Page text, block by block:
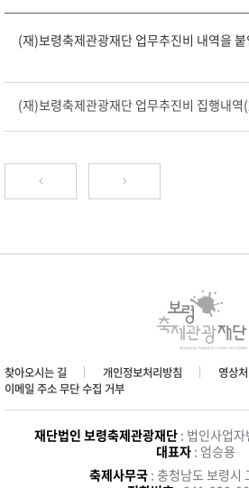
(재)보령축제관광재단 업무추진비 내역을
(재)보령축제관광재단 업무추진비 집행내
찾아오시는 길 개인정보처리방침
영상
이메일 주소 무단 수집 거부
재단법인 보령축제관광재단 : 법인사업
대표자: 엄승용
축제사무국 : 충청남도 보령시